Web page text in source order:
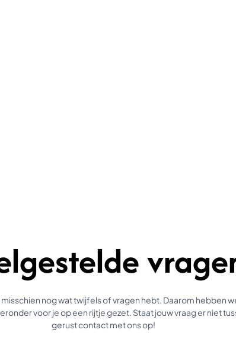
nog wat twijfels of vragen hebt. Daarom hebben
voor je op een rijtje gezet. Staat jouw vraag er niet
gerust contact met ons op!